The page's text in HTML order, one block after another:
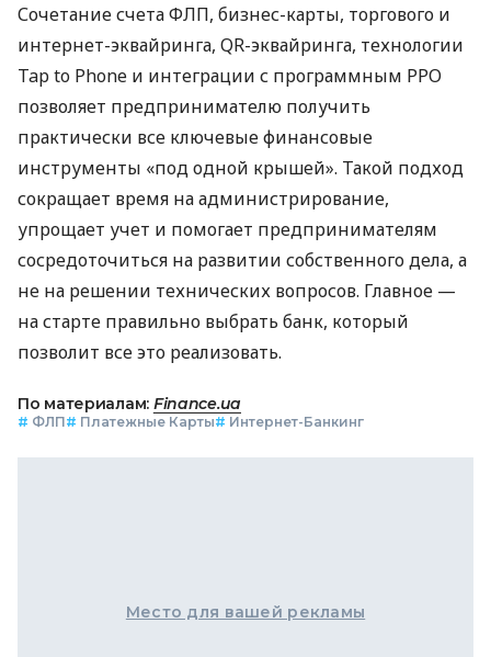
Сочетание счета ФЛП, бизнес-карты, торгового и
интернет-эквайринга, QR-эквайринга, технологии
Tap to Phone и интеграции с программным РРО
позволяет предпринимателю получить
практически все ключевые финансовые
инструменты «под одной крышей». Такой подход
сокращает время на администрирование,
упрощает учет и помогает предпринимателям
сосредоточиться на развитии собственного дела, а
не на решении технических вопросов. Главное —
на старте правильно выбрать банк, который
позволит все это реализовать.
По материалам: Finance.ua
# ФЛП# Платежные Карты# Интернет-Банкинг
Место для вашей рекламы